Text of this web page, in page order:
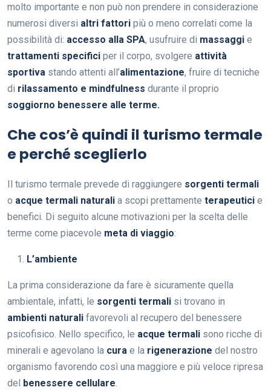
molto importante e non può non prendere in considerazione
numerosi diversi altri fattori più o meno correlati come la
possibilità di: accesso alla SPA, usufruire di massaggi e
trattamenti specifici per il corpo, svolgere attività
sportiva stando attenti all’alimentazione, fruire di tecniche
di rilassamento e mindfulness durante il proprio
soggiorno benessere alle terme.
Che cos’è quindi il turismo termale
e perché sceglierlo
Il turismo termale prevede di raggiungere sorgenti termali
o acque termali naturali a scopi prettamente terapeutici e
benefici. Di seguito alcune motivazioni per la scelta delle
terme come piacevole meta di viaggio:
L’ambiente
La prima considerazione da fare è sicuramente quella
ambientale, infatti, le sorgenti termali si trovano in
ambienti naturali favorevoli al recupero del benessere
psicofisico. Nello specifico, le acque termali sono ricche di
minerali e agevolano la cura e la rigenerazione del nostro
organismo favorendo così una maggiore e più veloce ripresa
del benessere cellulare